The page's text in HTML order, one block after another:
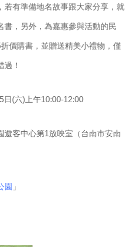
若有準備地名故事跟大家分享，就
書，另外，為嘉惠參與活動的民
價購書，並贈送精美小禮物，僅
過！
日(六)上午10:00-12:00
遊客中心第1放映室（台南市安南
園 」